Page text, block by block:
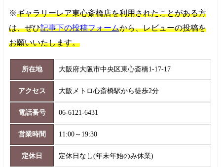
※ギャラリーレア東心斎橋店を利用されたことがある方
は、ぜひ記事下の投稿フォームから、レビューの投稿を
お願いいたします。
所在地 大阪府大阪市中央区東心斎橋1-17-17
アクセス 大阪メトロ心斎橋駅から徒歩2分
電話番号 06-6121-6431
営業時間 11:00～19:30
定休日 定休日なし(年末年始のみ休業)